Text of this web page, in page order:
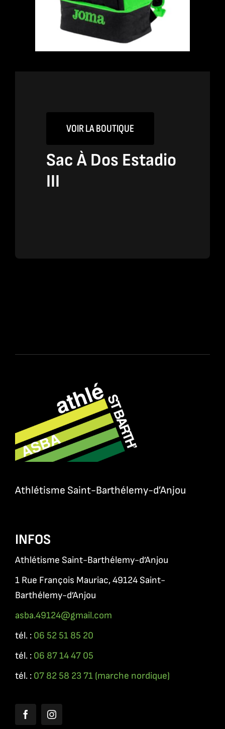
VOIR LA BOUTIQUE
Sac À Dos Estadio
III
Athlétisme Saint-Barthélemy-d’Anjou
INFOS
Athlétisme Saint-Barthélemy-d’Anjou
1 Rue François Mauriac, 49124 Saint-
Barthélemy-d’Anjou
asba.49124@gmail.com
tél. : 06 52 51 85 20
tél. : 06 87 14 47 05
tél. : 07 82 58 23 71 (marche nordique)